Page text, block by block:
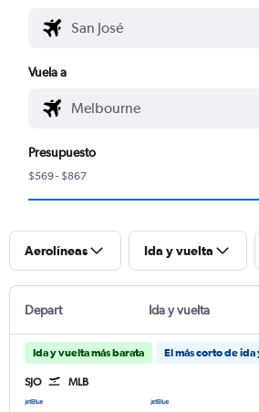
Vuela a
Presupuesto
$569 - $867
Aerolíneas Ida y vuelta
Depart Ida y vuelta
Ida y vuelta más barata El más corto de ida
SJO MLB